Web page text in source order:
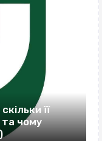
її
та чому